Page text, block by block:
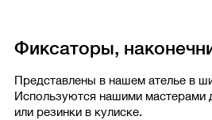
Фиксаторы,
Представлены в нашем ателье в
Используются нашими мастерами
или резинки в кулиске.